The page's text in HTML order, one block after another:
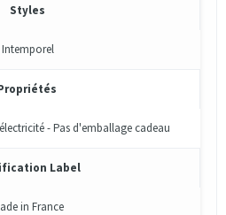
Styles
Intemporel
- Pas d'emballage cadeau
Label
in France